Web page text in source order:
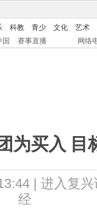
科教 青少 文化
艺术
国 赛事直播 网络
为买入 目
| 进入复兴
经